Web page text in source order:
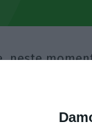
neste
espoletar
em marcha.
e “não